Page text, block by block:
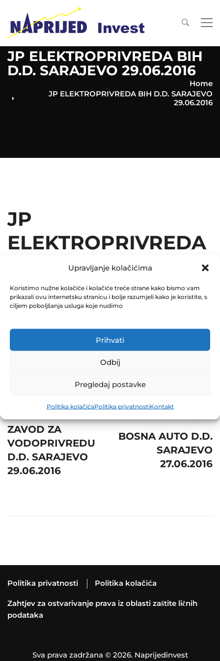
Upravljanje kolačićima
Koristimo nužne kolačiće i kolačiće treće strane kako bismo vam
prikazali ovu internetsku stranicu i bolje razumjeli kako je koristite, s
ciljem poboljšanja usluga koje nudimo
Prihvati
Odbij
Pregledaj postavke
Politika kolačićaPolitika privatnostiKontakt
JP ELEKTROPRIVREDA BIH
D.D. SARAJEVO 29.06.2016
Home
JP ELEKTROPRIVREDA BIH D.D. SARAJEVO
29.06.2016
JP
ELEKTROPRIVREDA
BIH D.D. SARAJEVO
29.06.2016
December 31, 2016
navigation
ZAVOD ZA
VODOPRIVREDU
D.D. SARAJEVO
29.06.2016
BOSNA AUTO D.D.
SARAJEVO
27.06.2016
Politika privatnosti Politika kolačića
Zahtjev za ostvarivanje prava iz oblasti zaštite ličnih
podataka
Sva prava zadržana © 2026. Naprijedinvest